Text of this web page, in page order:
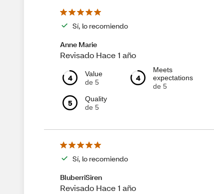
Sí, lo recomiendo
Anne Marie
Revisado Hace 1 año
4
Value
de 5
4
Meets
expectations
de 5
5
Quality
de 5
Sí, lo recomiendo
BluberriSiren
Revisado Hace 1 año